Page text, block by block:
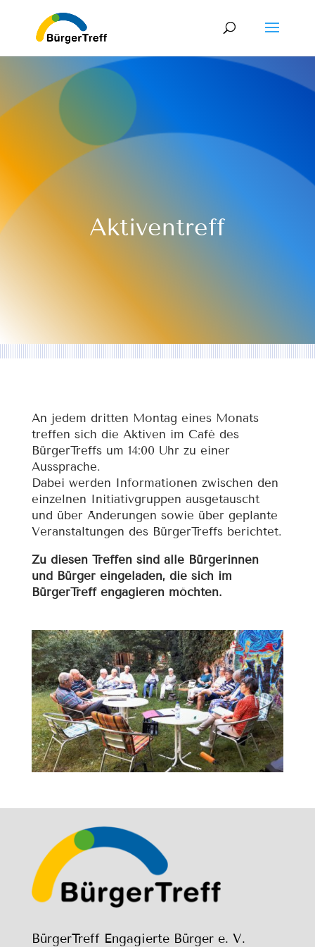
Aktiventreff
An jedem dritten Montag eines Monats
treffen sich die Aktiven im Café des
BürgerTreffs um 14:00 Uhr zu einer
Aussprache.
Dabei werden Informationen zwischen den
einzelnen Initiativgruppen ausgetauscht
und über Änderungen sowie über geplante
Veranstaltungen des BürgerTreffs berichtet.
Zu diesen Treffen sind alle Bürgerinnen
und Bürger eingeladen, die sich im
BürgerTreff engagieren möchten.
BürgerTreff Engagierte Bürger e. V.